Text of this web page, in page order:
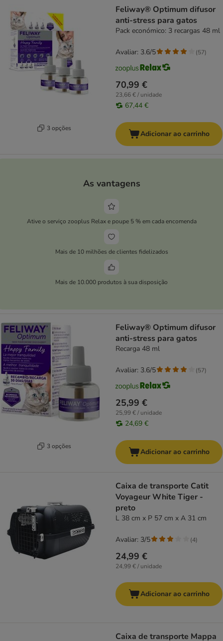
3 opções
Feliway® Optimum difusor
anti-stress para gatos
Pack económico: 3 recargas 48 ml
70,99 €
23,66 € / unidade
67,44 €
Avaliar: 3.6/5 (57)
Adicionar ao carrinho
As vantagens
Ative o serviço zooplus Relax e poupe 5 % em cada encomenda
Mais de 10 milhões de clientes fidelizados
Mais de 10.000 produtos à sua disposição
3 opções
Feliway® Optimum difusor
anti-stress para gatos
Recarga 48 ml
25,99 €
25,99 € / unidade
24,69 €
Avaliar: 3.6/5 (57)
Adicionar ao carrinho
Caixa de transporte Catit
Voyageur White Tiger -
preto
L 38 cm x P 57 cm x A 31 cm
24,99 €
24,99 € / unidade
Avaliar: 3/5 (4)
Adicionar ao carrinho
Caixa de transporte Mappa